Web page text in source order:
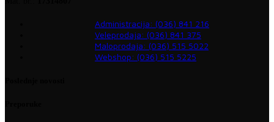
Administracija: (036) 841 216
Veleprodaja: (036) 841 375
Maloprodaja: (036) 515 5022
Webshop: (036) 515 5225